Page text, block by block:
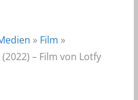
» Film »
– Film von Lotfy